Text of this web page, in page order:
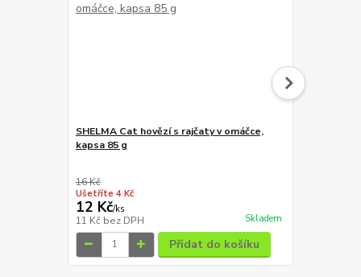
SHELMA Cat hovězí s rajčaty v omáčce,
kapsa 85 g
16 Kč
Ušetříte 4 Kč
12 Kč/ks
11 Kč bez DPH Skladem
Přidat do košíku